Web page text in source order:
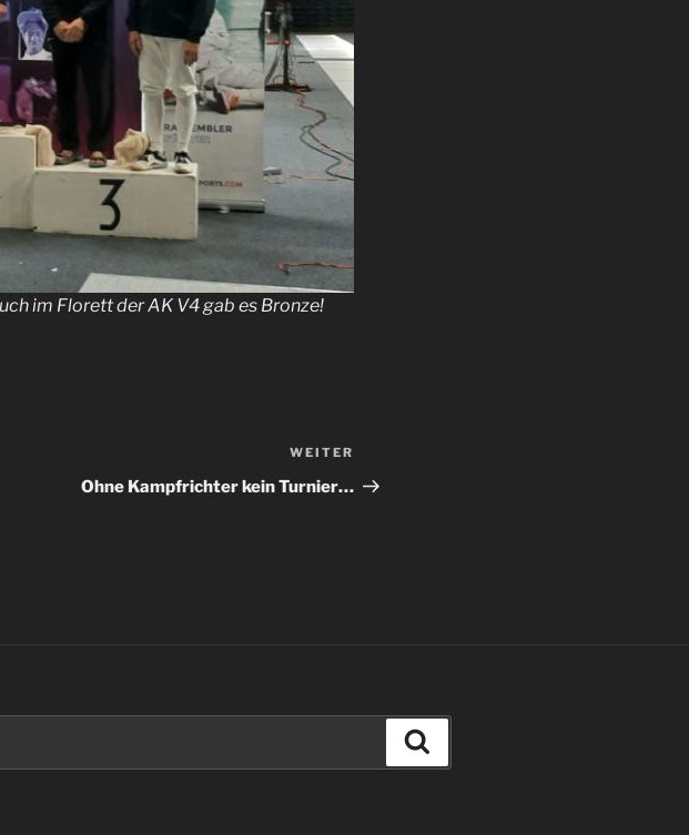
im Florett der AK V4 gab es Bronze!
Beitrag
WEITER
Ohne Kampfrichter kein Turnier…